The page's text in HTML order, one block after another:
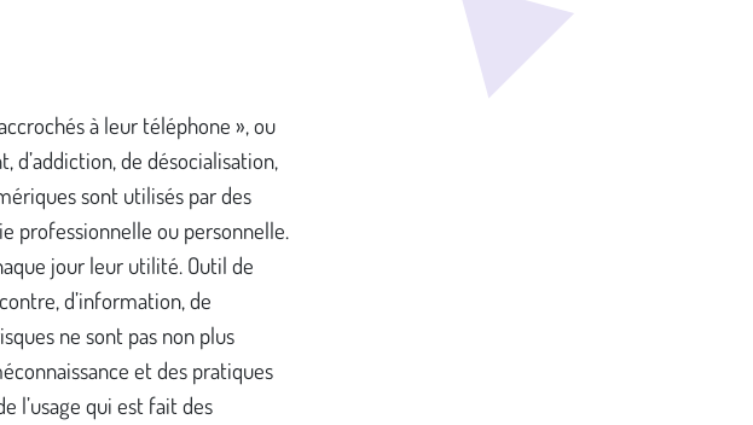
à leur téléphone », ou
d’addiction, de désocialisation,
sont utilisés par des
professionnelle ou personnelle.
jour leur utilité. Outil de
d’information, de
ne sont pas non plus
et des pratiques
l’usage qui est fait des